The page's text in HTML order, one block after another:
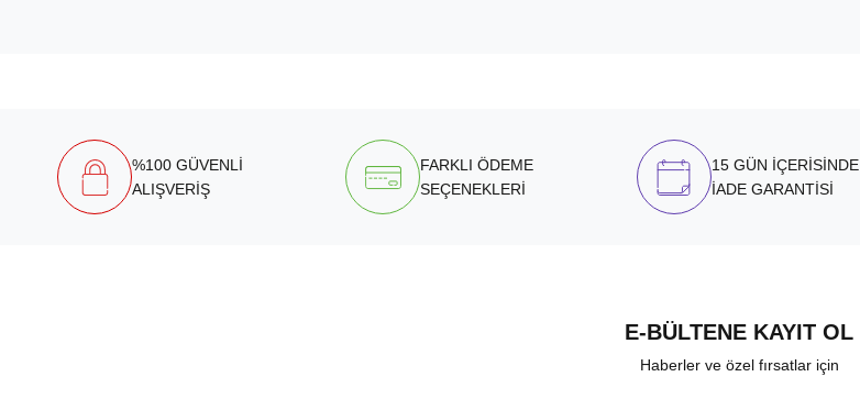
%100 GÜVENLİ
ALIŞVERİŞ
FARKLI ÖDEME
SEÇENEKLERİ
15 GÜN İÇERİSİNDE
İADE GARANTİSİ
E-BÜLTENE KAYIT OL
Haberler ve özel fırsatlar için